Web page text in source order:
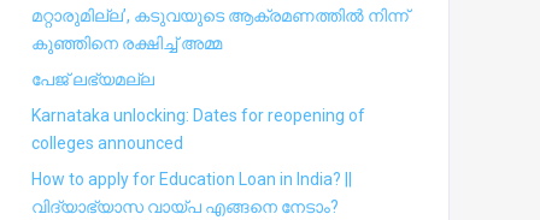
മറ്റാരുമില്ല’, കടുവയുടെ ആക്രമണത്തില്‍ നിന്ന്
കുഞ്ഞിനെ രക്ഷിച്ച് അമ്മ
പേജ് ലഭ്യമല്ല
Karnataka unlocking: Dates for reopening of
colleges announced
How to apply for Education Loan in India? ||
വിദ്യാഭ്യാസ വായ്പ എങ്ങനെ നേടാം?